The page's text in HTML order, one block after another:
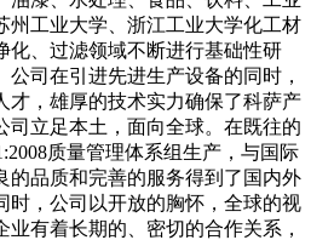
州工业大学、浙江工业大学化工材
化、过滤领域不断进行基础性研
司在引进先进生产设备的同时，
才，雄厚的技术实力确保了科萨产
司立足本土，面向全球。在既往的
质量管理体系组生产，与国际
的品质和完善的服务得到了国内外
时，公司以开放的胸怀，全球的视
有着长期的、密切的合作关系，